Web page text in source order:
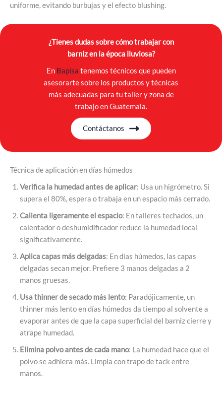
uniforme, evitando burbujas y el efecto blushing.
¿Tienes dudas sobre cómo trabajar con
barniz en la época lluviosa?
En Bapisa tenemos técnicos que pueden
asesorarte sobre los productos y técnicas
más adecuadas para tu taller y zona de
trabajo en Guatemala.
Contáctanos
Técnica de aplicación en días húmedos
Verifica la humedad antes de aplicar: Usa un higrómetro. Si
supera el 80%, espera o trabaja en un espacio más cerrado.
Calienta ligeramente el espacio: En talleres techados, un
calentador o deshumidificador reduce la humedad local
significativamente.
Aplica capas más delgadas: En días húmedos, las capas
delgadas secan mejor. Prefiere 3 manos delgadas a 2
manos gruesas.
Usa thinner de secado más lento: Paradójicamente, un
thinner más lento en días húmedos da tiempo al solvente a
evaporar antes de que la capa superficial del barniz cierre y
atrape humedad.
Elimina polvo antes de cada mano: La humedad hace que el
polvo se adhiera más. Limpia con trapo de tack entre
manos.